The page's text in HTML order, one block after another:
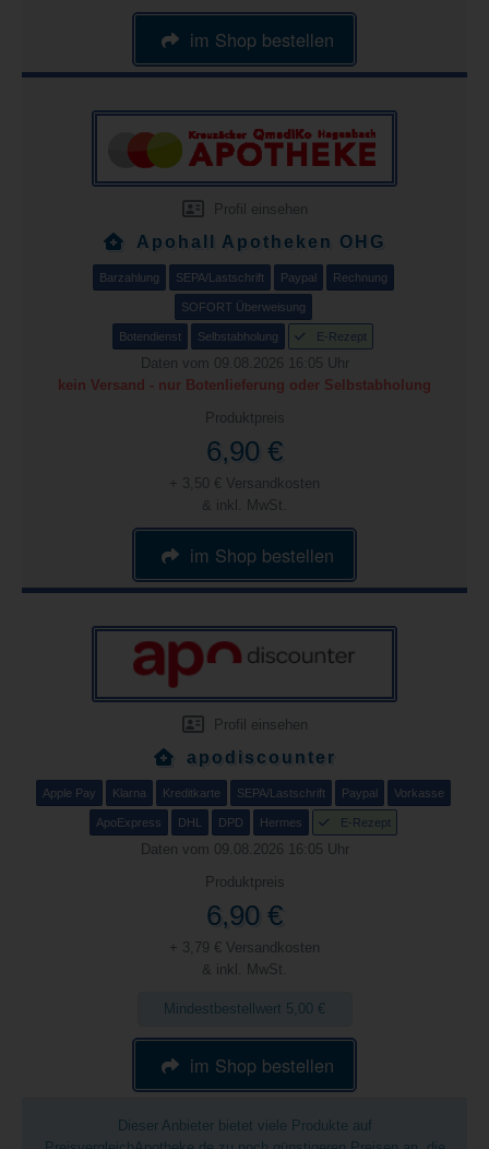
im Shop bestellen
Profil einsehen
Apohall Apotheken OHG
Barzahlung SEPA/Lastschrift Paypal Rechnung
SOFORT Überweisung
Botendienst Selbstabholung E-Rezept
Daten vom 09.08.2026 16:05 Uhr
kein Versand - nur Botenlieferung oder Selbstabholung
Produktpreis
6,90 €
+ 3,50 € Versandkosten
& inkl. MwSt.
im Shop bestellen
Profil einsehen
apodiscounter
Apple Pay Klarna Kreditkarte SEPA/Lastschrift Paypal Vorkasse
ApoExpress DHL DPD Hermes E-Rezept
Daten vom 09.08.2026 16:05 Uhr
Produktpreis
6,90 €
+ 3,79 € Versandkosten
& inkl. MwSt.
Mindestbestellwert 5,00 €
im Shop bestellen
Dieser Anbieter bietet viele Produkte auf